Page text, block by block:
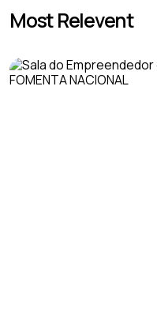
Most Relevent